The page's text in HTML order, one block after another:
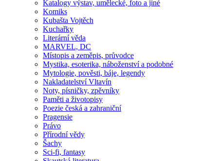
Katalogy výstav, umělecké, foto a jiné
Komiks
Kubašta Vojtěch
Kuchařky
Literární věda
MARVEL, DC
Místopis a zeměpis, průvodce
Mystika, esoterika, náboženství a podobné
Mytologie, pověsti, báje, legendy
Nakladatelství Vltavín
Noty, písničky, zpěvníky
Paměti a životopisy
Poezie česká a zahraniční
Pragensie
Právo
Přírodní vědy
Šachy
Sci-fi, fantasy